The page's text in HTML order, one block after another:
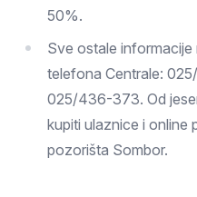
50%.
Sve ostale
telefona Centrale:
025/436-373. Od
kupiti ulaznice i online
pozorišta Sombor.